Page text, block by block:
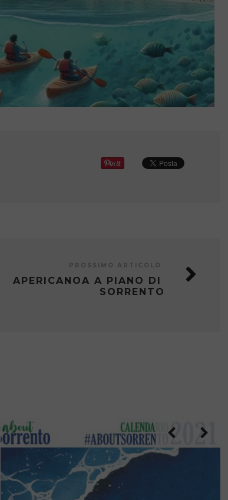
PROSSIMO ARTICOLO
APERICANOA A PIANO DI
SORRENTO